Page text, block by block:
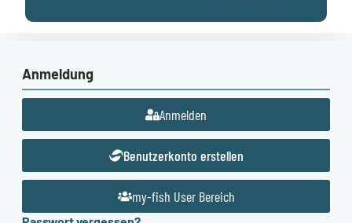
Anmeldung
Anmelden
Benutzerkonto erstellen
my-fish User Bereich